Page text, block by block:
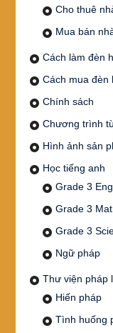
Cho thuê
Mua bán
Cách làm đèn
Cách mua đèn
Chính sách
Chương trình
Hình ảnh sản
Học tiếng anh
Grade 3
Grade 3
Grade 3
Ngữ pháp
Thư viện pháp
Hiến pháp
Tình huống